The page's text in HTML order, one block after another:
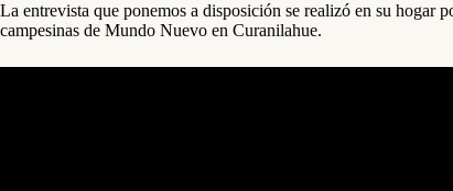
La entrevista que ponemos a disposición se realizó en su hogar
campesinas de Mundo Nuevo en Curanilahue.